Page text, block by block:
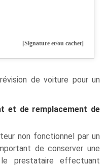
[Signature et/ou cachet]
de voiture pour un
et de remplacement de
non fonctionnel par un
de conserver une
prestataire effectuant